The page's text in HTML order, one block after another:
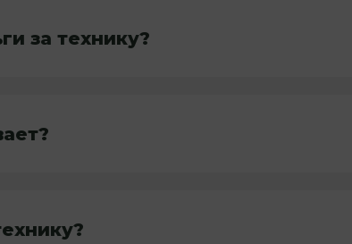
за технику?